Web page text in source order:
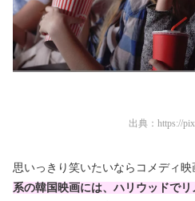
出典： https://
思いっきり笑いたいならコメディ映
系の韓国映画には、ハリウッドで